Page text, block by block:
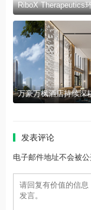
万豪万枫酒店持续深
发表评论
电子邮件地址不会被